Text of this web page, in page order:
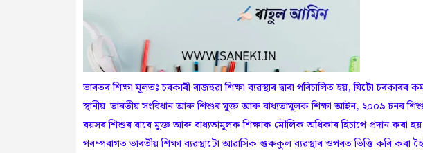
ভাৰতৰ শিক্ষা মূলতঃ চৰকাৰী ৰাজহুৱা শিক্ষা ব্যৱস্থাৰ দ্বাৰা পৰিচালিত হয়, যিটো
স্থানীয়।ভাৰতীয় সংবিধান আৰু শিশুৰ মুক্ত আৰু বাধ্যতামূলক শিক্ষা আইন, ২০০৯ চনৰ
বয়সৰ শিশুৰ বাবে মুক্ত আৰু বাধ্যতামূলক শিক্ষাক মৌলিক অধিকাৰ হিচাপে প্ৰদান কৰা
পৰম্পৰাগত ভাৰতীয় শিক্ষা ব্যৱস্থাটো আৱাসিক গুৰুকুল ব্যৱস্থাৰ ওপৰত ভিত্তি কৰি কৰা